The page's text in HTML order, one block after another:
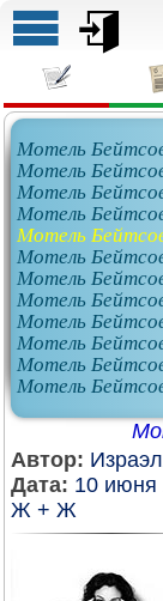
Мотель
Мотель
Мотель
Мотель
Мотель
Мотель
Мотель
Мотель
Мотель
Мотель
Мотель
Мотель
Автор:
Дата: 10 июня
Ж + Ж